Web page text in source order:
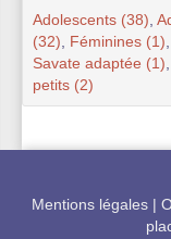
Adolescents (38)
(32)
Féminines (1)
Savate adaptée (1)
petits (2)
Mentions légales|